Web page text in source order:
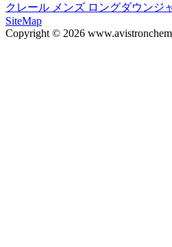
クレール メンズ ロングダウンジ
SiteMap
Copyright © 2026